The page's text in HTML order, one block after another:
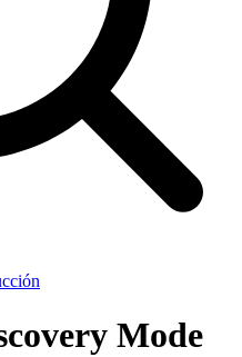
Mode